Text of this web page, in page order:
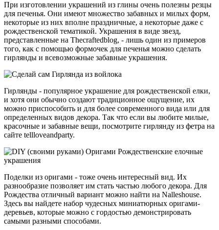
При изготовлении украшений из глины очень полезны резцы
для печенья. Они имеют множество забавных и милых форм,
некоторые из них вполне праздничные, а некоторые даже с
рождественской тематикой. Украшения в виде звезд,
представленные на Thecraftedblog, - лишь один из примеров
того, как с помощью формочек для печенья можно сделать
гирлянды и всевозможные забавные украшения.
Гирлянды - популярное украшение для рождественской елки,
и хотя они обычно создают традиционное ощущение, их
можно приспособить и для более современного вида или для
определенных видов декора. Так что если вы любите милые,
красочные и забавные вещи, посмотрите гирлянду из фетра на
сайте tellloveandparty.
Поделки из оригами - тоже очень интересный вид. Их
разнообразие позволяет им стать частью любого декора. Для
Рождества отличный вариант можно найти на Nalleshouse.
Здесь вы найдете набор чудесных миниатюрных оригами-
деревьев, которые можно с гордостью демонстрировать
самыми разными способами.